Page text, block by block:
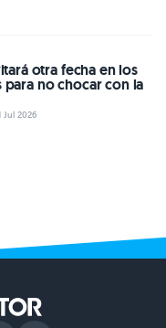
otra fecha en los
para no chocar con la
Jul 2026